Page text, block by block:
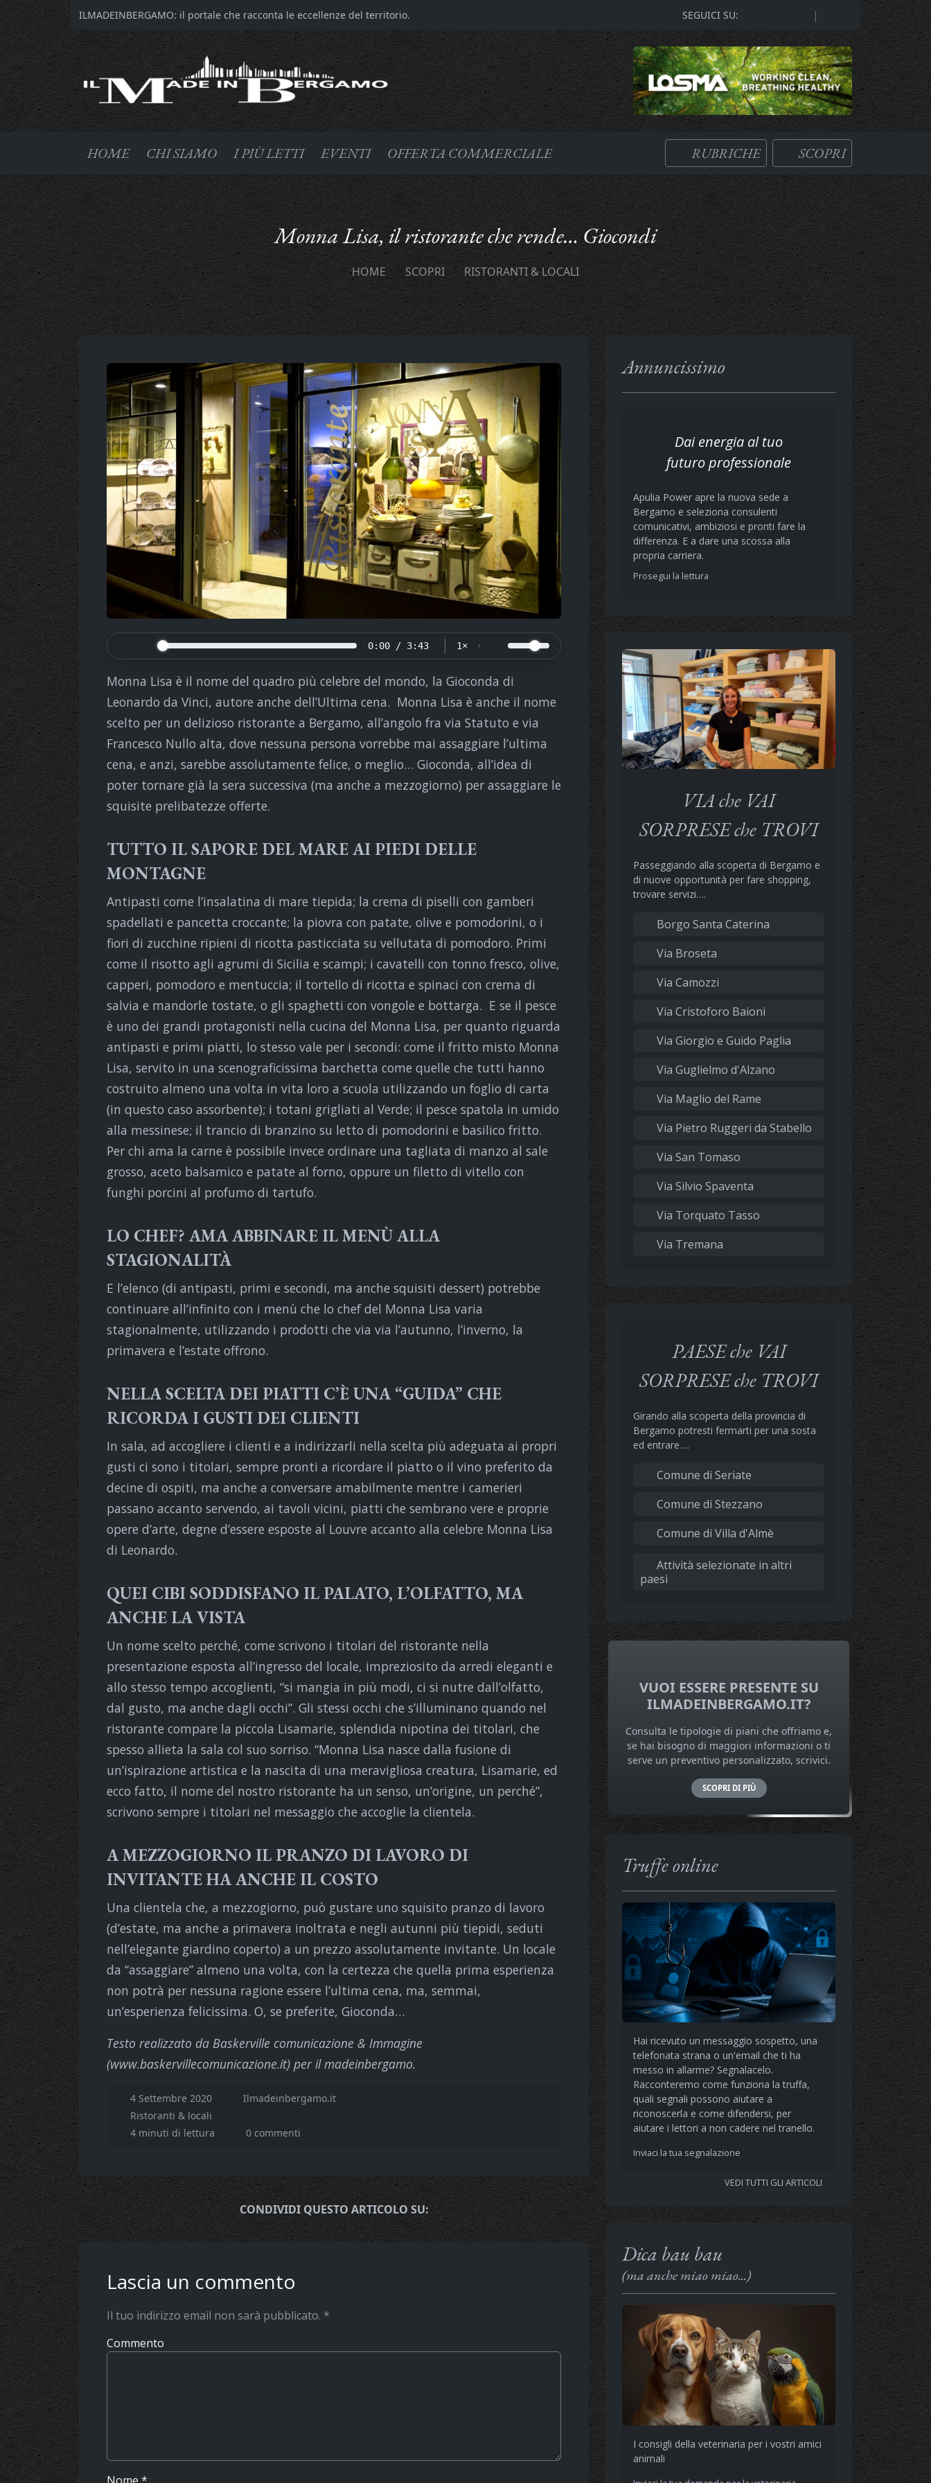
ILMADEINBERGAMO: il portale che racconta le eccellenze del territorio. SEGUICI SU: |
HOME CHI SIAMO I PIÙ LETTI EVENTI OFFERTA COMMERCIALE RUBRICHE SCOPRI
Monna Lisa, il ristorante che rende… Giocondi
HOME SCOPRI RISTORANTI & LOCALI
0:00 / 3:43 1×
Monna Lisa è il nome del quadro più celebre del mondo, la Gioconda di
Leonardo da Vinci, autore anche dell’Ultima cena. Monna Lisa è anche il nome
scelto per un delizioso ristorante a Bergamo, all’angolo fra via Statuto e via
Francesco Nullo alta, dove nessuna persona vorrebbe mai assaggiare l’ultima
cena, e anzi, sarebbe assolutamente felice, o meglio… Gioconda, all’idea di
poter tornare già la sera successiva (ma anche a mezzogiorno) per assaggiare le
squisite prelibatezze offerte.
TUTTO IL SAPORE DEL MARE AI PIEDI DELLE
MONTAGNE
Antipasti come l’insalatina di mare tiepida; la crema di piselli con gamberi
spadellati e pancetta croccante; la piovra con patate, olive e pomodorini, o i
fiori di zucchine ripieni di ricotta pasticciata su vellutata di pomodoro. Primi
come il risotto agli agrumi di Sicilia e scampi; i cavatelli con tonno fresco, olive,
capperi, pomodoro e mentuccia; il tortello di ricotta e spinaci con crema di
salvia e mandorle tostate, o gli spaghetti con vongole e bottarga. E se il pesce
è uno dei grandi protagonisti nella cucina del Monna Lisa, per quanto riguarda
antipasti e primi piatti, lo stesso vale per i secondi: come il fritto misto Monna
Lisa, servito in una scenograficissima barchetta come quelle che tutti hanno
costruito almeno una volta in vita loro a scuola utilizzando un foglio di carta
(in questo caso assorbente); i totani grigliati al Verde; il pesce spatola in umido
alla messinese; il trancio di branzino su letto di pomodorini e basilico fritto.
Per chi ama la carne è possibile invece ordinare una tagliata di manzo al sale
grosso, aceto balsamico e patate al forno, oppure un filetto di vitello con
funghi porcini al profumo di tartufo.
LO CHEF? AMA ABBINARE IL MENÙ ALLA
STAGIONALITÀ
E l’elenco (di antipasti, primi e secondi, ma anche squisiti dessert) potrebbe
continuare all’infinito con i menù che lo chef del Monna Lisa varia
stagionalmente, utilizzando i prodotti che via via l’autunno, l’inverno, la
primavera e l’estate offrono.
NELLA SCELTA DEI PIATTI C’È UNA “GUIDA” CHE
RICORDA I GUSTI DEI CLIENTI
In sala, ad accogliere i clienti e a indirizzarli nella scelta più adeguata ai propri
gusti ci sono i titolari, sempre pronti a ricordare il piatto o il vino preferito da
decine di ospiti, ma anche a conversare amabilmente mentre i camerieri
passano accanto servendo, ai tavoli vicini, piatti che sembrano vere e proprie
opere d’arte, degne d’essere esposte al Louvre accanto alla celebre Monna Lisa
di Leonardo.
QUEI CIBI SODDISFANO IL PALATO, L’OLFATTO, MA
ANCHE LA VISTA
Un nome scelto perché, come scrivono i titolari del ristorante nella
presentazione esposta all’ingresso del locale, impreziosito da arredi eleganti e
allo stesso tempo accoglienti, “si mangia in più modi, ci si nutre dall’olfatto,
dal gusto, ma anche dagli occhi”. Gli stessi occhi che s’illuminano quando nel
ristorante compare la piccola Lisamarie, splendida nipotina dei titolari, che
spesso allieta la sala col suo sorriso. “Monna Lisa nasce dalla fusione di
un’ispirazione artistica e la nascita di una meravigliosa creatura, Lisamarie, ed
ecco fatto, il nome del nostro ristorante ha un senso, un’origine, un perché”,
scrivono sempre i titolari nel messaggio che accoglie la clientela.
A MEZZOGIORNO IL PRANZO DI LAVORO DI
INVITANTE HA ANCHE IL COSTO
Una clientela che, a mezzogiorno, può gustare uno squisito pranzo di lavoro
(d’estate, ma anche a primavera inoltrata e negli autunni più tiepidi, seduti
nell’elegante giardino coperto) a un prezzo assolutamente invitante. Un locale
da “assaggiare” almeno una volta, con la certezza che quella prima esperienza
non potrà per nessuna ragione essere l’ultima cena, ma, semmai,
un’esperienza felicissima. O, se preferite, Gioconda…
Testo realizzato da Baskerville comunicazione & Immagine
(www.baskervillecomunicazione.it) per il madeinbergamo.
4 Settembre 2020
Ilmadeinbergamo.it
Ristoranti & locali
4 minuti di lettura
0 commenti
CONDIVIDI QUESTO ARTICOLO SU:
Lascia un commento
Il tuo indirizzo email non sarà pubblicato. *
Commento
Annuncissimo
Dai energia al tuo
futuro professionale
Apulia Power apre la nuova sede a
Bergamo e seleziona consulenti
comunicativi, ambiziosi e pronti fare la
differenza. E a dare una scossa alla
propria carriera.
Prosegui la lettura
VIA che VAI
SORPRESE che TROVI
Passeggiando alla scoperta di Bergamo e
di nuove opportunità per fare shopping,
trovare servizi….
Borgo Santa Caterina
Via Broseta
Via Camozzi
Via Cristoforo Baioni
Via Giorgio e Guido Paglia
Via Guglielmo d'Alzano
Via Maglio del Rame
Via Pietro Ruggeri da Stabello
Via San Tomaso
Via Silvio Spaventa
Via Torquato Tasso
Via Tremana
PAESE che VAI
SORPRESE che TROVI
Girando alla scoperta della provincia di
Bergamo potresti fermarti per una sosta
ed entrare….
Comune di Seriate
Comune di Stezzano
Comune di Villa d'Almè
Attività selezionate in altri
paesi
VUOI ESSERE PRESENTE SU
ILMADEINBERGAMO.IT?
Consulta le tipologie di piani che offriamo e,
se hai bisogno di maggiori informazioni o ti
serve un preventivo personalizzato, scrivici.
SCOPRI DI PIÙ
Truffe online
Hai ricevuto un messaggio sospetto, una
telefonata strana o un'email che ti ha
messo in allarme? Segnalacelo.
Racconteremo come funziona la truffa,
quali segnali possono aiutare a
riconoscerla e come difendersi, per
aiutare i lettori a non cadere nel tranello.
Inviaci la tua segnalazione
VEDI TUTTI GLI ARTICOLI
Dica bau bau
(ma anche miao miao...)
I consigli della veterinaria per i vostri amici
animali